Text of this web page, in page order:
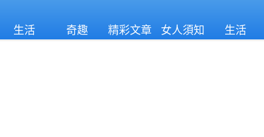
生活 奇趣 精彩文章 女人須知 生活